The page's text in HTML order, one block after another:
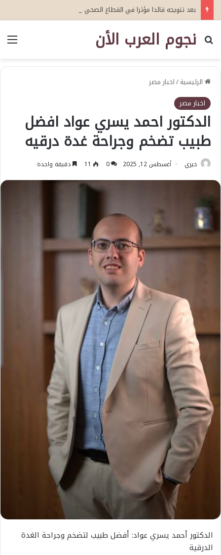
نجوم العرب الأن
بحث عن
الرئيسية/اخبار مصر
اخبار مصر
الدكتور احمد يسري عواد افضل
طبيب تضخم وجراحة غدة درقيه
خيري أغسطس 12, 2025 0
11 دقيقة واحدة
الدكتور أحمد يسري عواد: أفضل طبيب لتضخم وجراحة الغدة
الدرقية